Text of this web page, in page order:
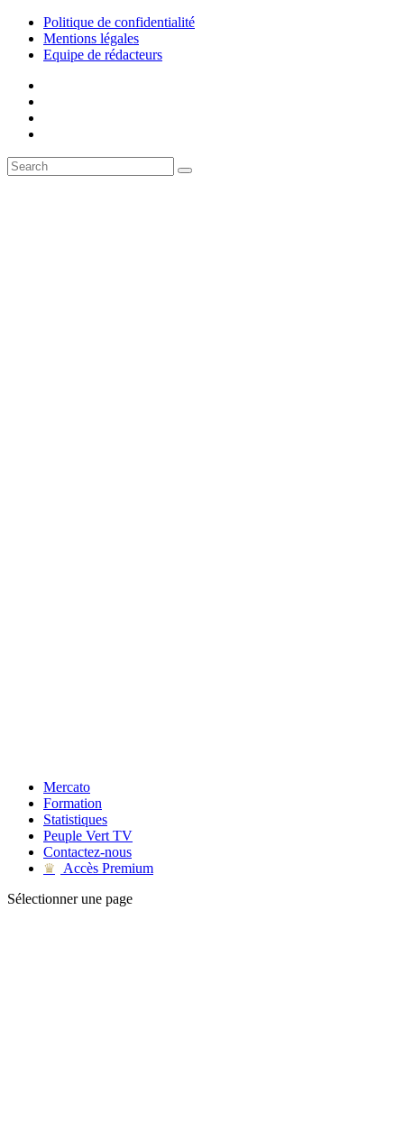
Politique de confidentialité
Mentions légales
Equipe de rédacteurs
Mercato
Formation
Statistiques
Peuple Vert TV
Contactez-nous
♛
Accès Premium
Sélectionner une page